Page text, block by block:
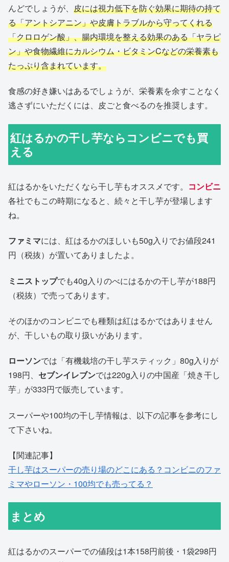
んどでしょうが、 皮には視力低下を防ぐ効果に期待の持て
る「アントシアニン」や皮膚トラブルから守ってくれる
「クロロゲン酸」、腸内環境を整える効果のある「ヤラピ
ン」や食物繊維にカルシウム・ビタミンCなどの栄養素も
たっぷり含まれています。
食感の好き嫌いはあるでしょうが、栄養素を余すことなく
逃さずにいただくには、皮ごと食べるのを推奨します。
紅はるかの干し芋ならコンビニでも買
える
紅はるかをいただくなら干し芋もオススメです。 コンビニ
各社でもこの時期になると、続々と干し芋が登場します
ね。
ファミマには、紅はるかのほしいも50g入りでお値段241
円（税抜）が置いてありましたよ。
ミニストップでも40g入りのべにはるかの干し芋が188円
（税抜）で売ってあります。
そのほかのコンビニでも種類は紅はるかではありません
が、干しいもの取り扱いがあります。
ローソンでは「有機栽培の干し芋スティック」80g入りが
198円、 セブンイレブンでは220g入りの中国産「焼き干し
芋」が333円で販売しています。
スーパーや100均の干し芋情報は、以下の記事を参考にし
て下さいね。
【関連記事】
干し芋はスーパーの売り場のどこにある？コンビニのファ
ミマやローソン・100均でも売ってる？
まとめ
紅はるかのスーパーでの値段は1本158円前後・1袋298円